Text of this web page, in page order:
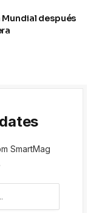
Mundial después
SmartMag